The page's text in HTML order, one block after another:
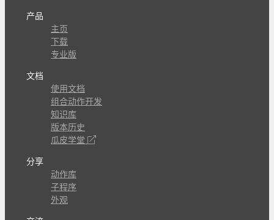
产品
主页
下载
专业版
文档
使用文档
组合动作开发
知识库
版本历史
瓜皮学堂
分享
动作库
子程序
外观